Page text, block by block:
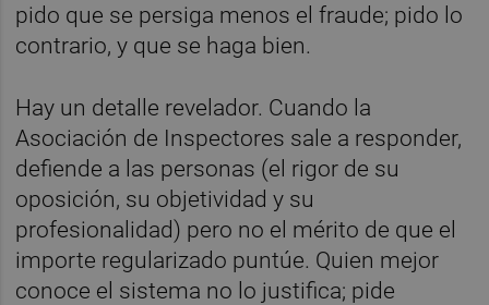
pido que se persiga menos el fraude; pido lo
contrario, y que se haga bien.
Hay un detalle revelador. Cuando la
Asociación de Inspectores sale a responder,
defiende a las personas (el rigor de su
oposición, su objetividad y su
profesionalidad) pero no el mérito de que el
importe regularizado puntúe. Quien mejor
conoce el sistema no lo justifica; pide